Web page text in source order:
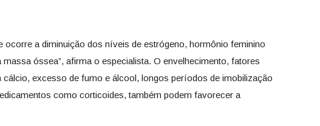
ocorre a diminuição dos níveis de estrógeno, hormônio feminino
massa óssea”, afirma o especialista. O envelhecimento, fatores
cálcio, excesso de fumo e álcool, longos períodos de imobilização
como corticoides, também podem favorecer a